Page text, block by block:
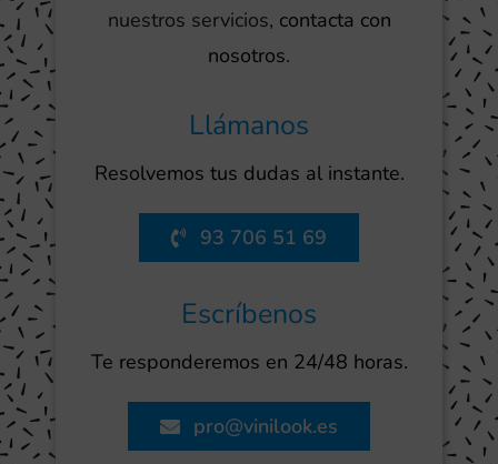
nuestros servicios, contacta con
nosotros.
Llámanos
Resolvemos tus dudas al instante.
93 706 51 69
Escríbenos
Te responderemos en 24/48 horas.
pro@vinilook.es